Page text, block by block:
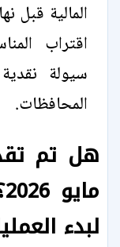
المالية قبل
اقتراب
سيولة
المحافظات.
هل تم
لبدء